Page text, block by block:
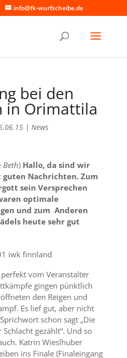
info@fk-wurfscheibe.de
bei den
in Orimattila
| News
Beth) Hallo, da sind wir
Nachrichten. Zum
sein Versprechen
optimale
und zum Anderen
heute sehr gut
vom Veranstalter
gingen pünktlich
den Reigen und
Es lief gut, aber nicht
schon sagt „Die
gezählt“. Und so
Katrin Wieslhuber
ins Finale (Finaleingang